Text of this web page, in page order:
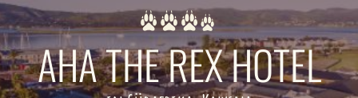
AHA THE REX HOTEL